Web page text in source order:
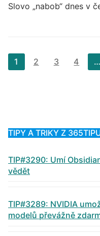
Slovo „nabob“ dnes v
Stránkování
příspěvků
1 2 3 4 …
TIPY A TRIKY Z
TIP#3290: Umí
vědět
TIP#3289: NVIDIA
modelů převážně